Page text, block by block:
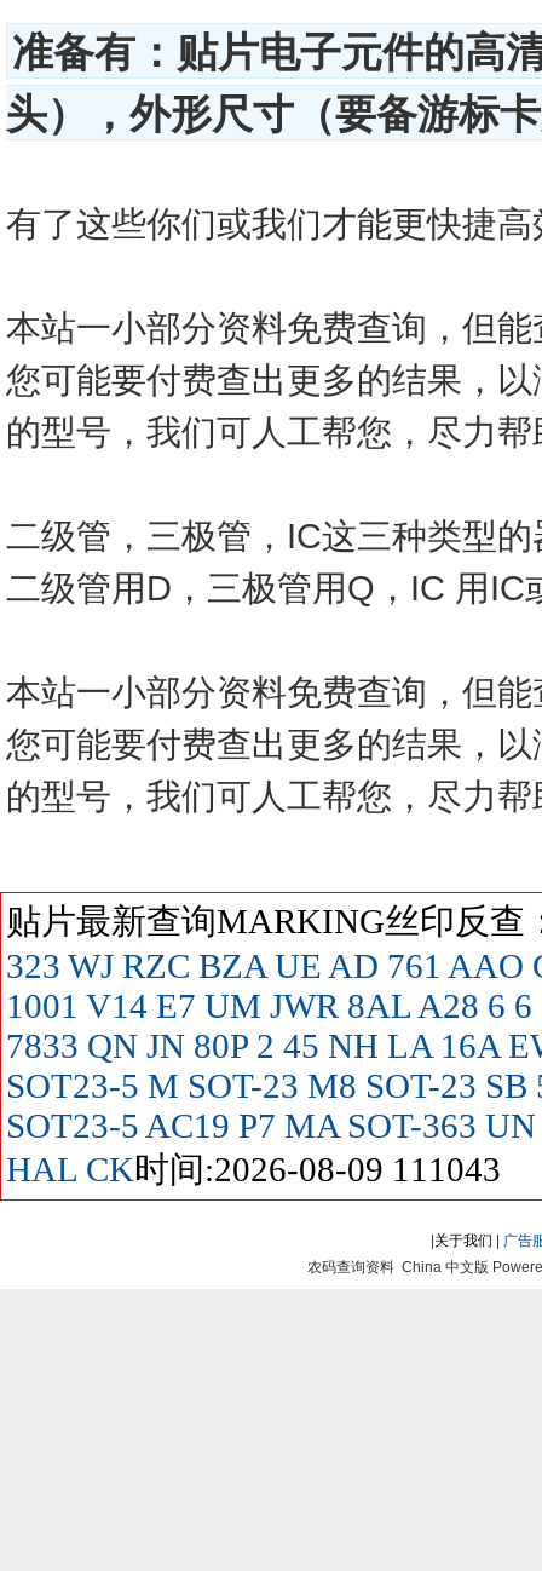
准备有：贴片电子元件的高
头），外形尺寸（要备游标
有了这些你们或我们才能更快捷
本站一小部分资料免费查询，但
您可能要付费查出更多的结果，
的型号，我们可人工帮您，尽力
二级管，三极管，IC这三种类型
二级管用D，三极管用Q，IC 用IC
本站一小部分资料免费查询，但
您可能要付费查出更多的结果，
的型号，我们可人工帮您，尽力
贴片最新查询MARKING丝印反
323 WJ RZC BZA UE AD 761 AAO
1001 V14 E7 UM JWR 8AL A28 6 6
7833 QN JN 80P 2 45 NH LA 16A
SOT23-5 M SOT-23 M8 SOT-23 SB
SOT23-5 AC19 P7 MA SOT-363 UN
HAL CK时间:2026-08-09 111043
关于我们
广告
农码查询资料 China 中文版